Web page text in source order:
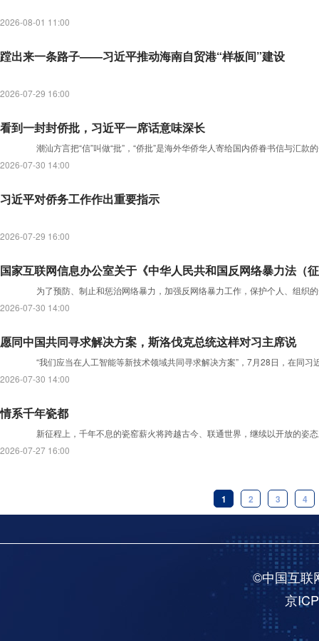
2026-08-01 11:00
蹚出来一条路子——习近平推动海南自贸港“样板间”建设
2026-07-29 16:00
看到一封封侨批，习近平一席话意味深长
潮汕方言把“信”叫做“批”，“侨批”是海外华侨华人寄给国内侨眷书信与汇款
2026-07-30 14:00
习近平对侨务工作作出重要指示
2026-07-29 16:00
国家互联网信息办公室关于《中华人民共和国反网络暴力法（
为了预防、制止和惩治网络暴力，加强反网络暴力工作，保护个人、组织
2026-07-30 14:00
愿同中国共同寻求解决方案，斯洛伐克总统这样对习主席说
‍‍‍‌‍‍‌“我们应当在人工智能等新技术领域共同寻求解决方案”，7月28日，在同习
2026-07-30 14:00
情系千年瓷都
新征程上，千年不息的瓷窑薪火将跨越古今、联通世界，继续以开放的姿
2026-07-27 16:00
1 2 3 4
©中国互联
京